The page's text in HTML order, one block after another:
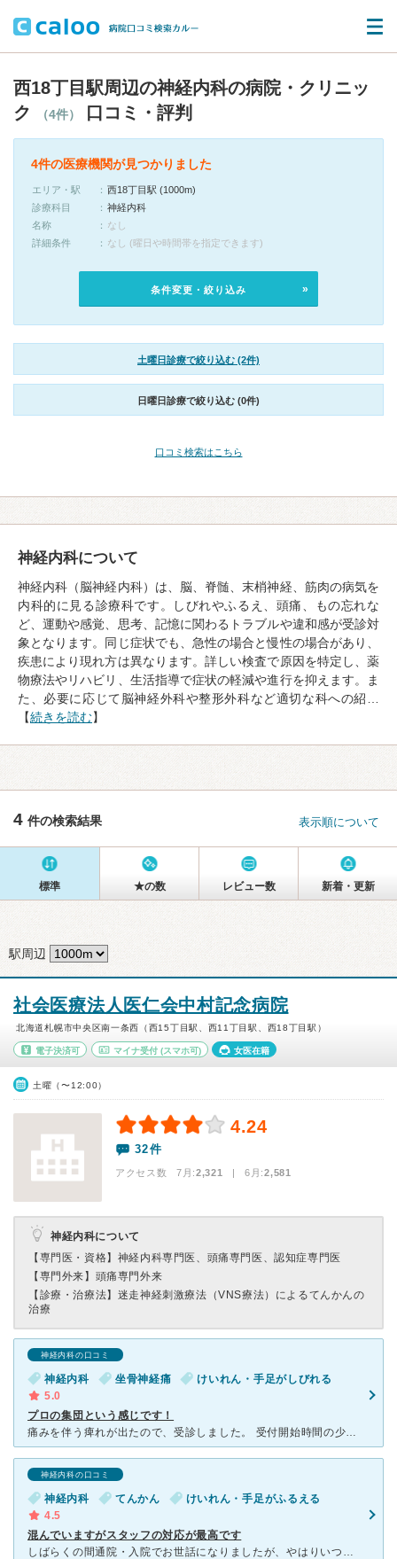
西18丁目駅周辺の神経内科の病院・クリニッ
ク
（4件） 口コミ・評判
4件の医療機関が見つかりました
エリア・駅
西18丁目駅 (1000m)
診療科目
神経内科
名称
なし
詳細条件
なし (曜日や時間帯を指定できます)
条件変更・絞り込み
土曜日診療で絞り込む (2件)
日曜日診療で絞り込む (0件)
口コミ検索はこちら
神経内科について
神経内科（脳神経内科）は、脳、脊髄、末梢神経、筋肉の病気を
内科的に見る診療科です。しびれやふるえ、頭痛、もの忘れな
ど、運動や感覚、思考、記憶に関わるトラブルや違和感が受診対
象となります。同じ症状でも、急性の場合と慢性の場合があり、
疾患により現れ方は異なります。詳しい検査で原因を特定し、薬
物療法やリハビリ、生活指導で症状の軽減や進行を抑えます。ま
た、必要に応じて脳神経外科や整形外科など適切な科への紹…
【続きを読む】
4 件の検索結果 表示順について
標準 ★の数 レビュー数 新着・更新
駅周辺
社会医療法人医仁会中村記念病院
北海道札幌市中央区南一条西（西15丁目駅、西11丁目駅、西18丁目駅）
電子決済可 マイナ受付(スマホ可) 女医在籍
土曜（〜12:00）
4.24
32件
アクセス数 7月:2,321 | 6月:2,581
神経内科について
【専門医・資格】 神経内科専門医、頭痛専門医、認知症専門医
【専門外来】 頭痛専門外来
【診療・治療法】 迷走神経刺激療法（VNS療法）によるてんかんの
治療
神経内科の口コミ
神経内科 坐骨神経痛
けいれん・手足がしびれる
5.0
プロの集団という感じです！
痛みを伴う痺れが出たので、受診しました。 受付開始時間の少し前に病院には着きましたが、初めてだったのでどうしたらいいか迷っておりましたら、受付の中にいた方から声をかけていただき、初診の場合の手続
神経内科の口コミ
神経内科 てんかん
けいれん・手足がふるえる
4.5
混んでいますがスタッフの対応が最高です
しばらくの間通院・入院でお世話になりましたが、やはりいつでも混んでいる印象があります。外来受付の方の愛想はなくとも、冷静な判断をしてくれます。 看護師さんはお話しやすい方が多く、顔と名前だけではなく